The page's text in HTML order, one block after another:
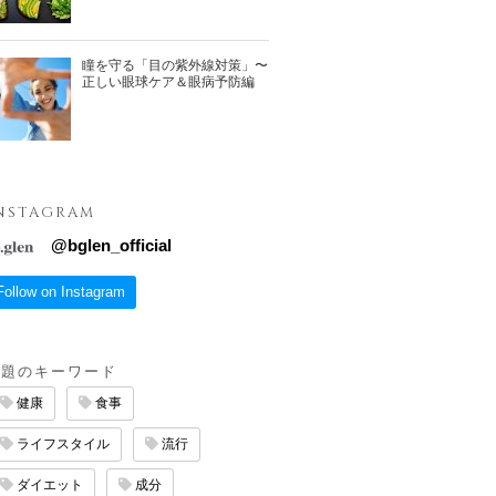
瞳を守る「目の紫外線対策」〜
正しい眼球ケア＆眼病予防編
@bglen_official
on Instagram
のキーワード
健康 食事
ライフスタイル 流行
ダイエット 成分